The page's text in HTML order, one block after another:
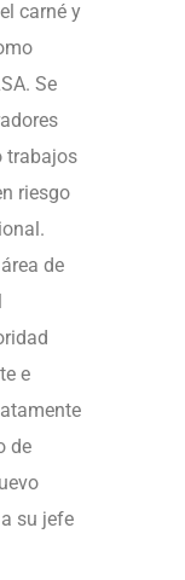
carné y
Se
trabajos
riesgo
de
e
de
su jefe